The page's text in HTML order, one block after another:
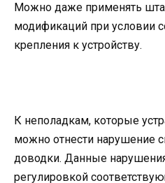
Можно даже применять
модификаций при условии
крепления к устройству.
К неполадкам, которые
можно отнести нарушение
доводки. Данные
регулировкой